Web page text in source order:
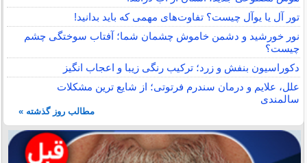
تور آل یا یوآل چیست؟ تفاوت‌های مهمی که باید بدانید!
نور خورشید و دشمن خاموش چشمان شما؛ آفتاب سوختگی چشم
چیست؟
دکوراسیون بنفش و زرد؛ ترکیب رنگی زیبا و اعجاب انگیز
علل، علایم و درمان سندرم فرتوتی؛ از شایع ترین مشکلات
سالمندی
مطالب روز گذشته »